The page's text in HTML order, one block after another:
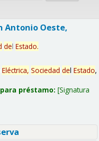
Antonio Oeste,
del Estado.
Eléctrica, Sociedad del Estado,
préstamo: Signatura